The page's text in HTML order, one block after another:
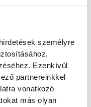
személyre
Ezenkívül
partnereinkkel
vonatkozó
más olyan
pürére
Néhány szál
zöldfűszer